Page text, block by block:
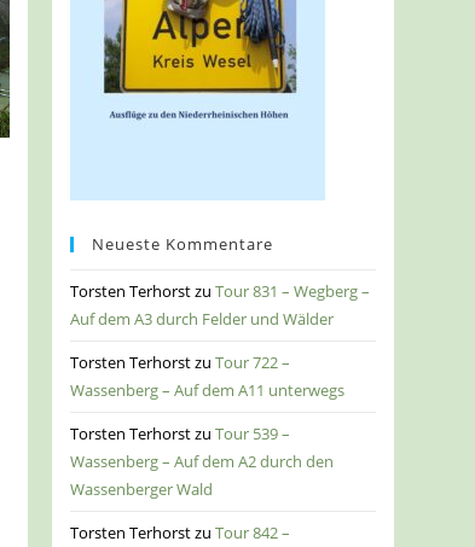
Neueste Kommentare
Torsten TerhorstzuTour 831 – Wegberg –
Auf dem A3 durch Felder und Wälder
Torsten TerhorstzuTour 722 –
Wassenberg – Auf dem A11 unterwegs
Torsten TerhorstzuTour 539 –
Wassenberg – Auf dem A2 durch den
Wassenberger Wald
Torsten TerhorstzuTour 842 –